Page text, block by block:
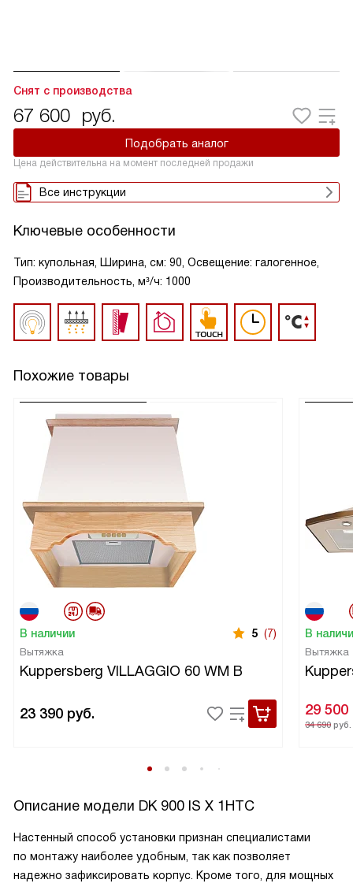
Снят с производства
67 600 руб.
Подобрать аналог
Цена действительна на момент последней продажи
Все инструкции
Ключевые особенности
Тип: купольная, Ширина, см: 90, Освещение: галогенное,
Производительность, м³/ч: 1000
Похожие товары
В наличии 5 (7)
Вытяжка
Kuppersberg VILLAGGIO 60 WM B
23 390 руб.
В
Вытяжка
29 500
34 690руб.
Описание модели DK 900 IS Х 1HTC
Настенный способ установки признан специалистами
по монтажу наиболее удобным, так как позволяет
надежно зафиксировать корпус. Кроме того, для мощных